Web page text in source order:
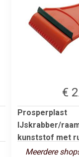
€ 2
Prosperplast
IJskrabber/
kunststof met
Meerdere